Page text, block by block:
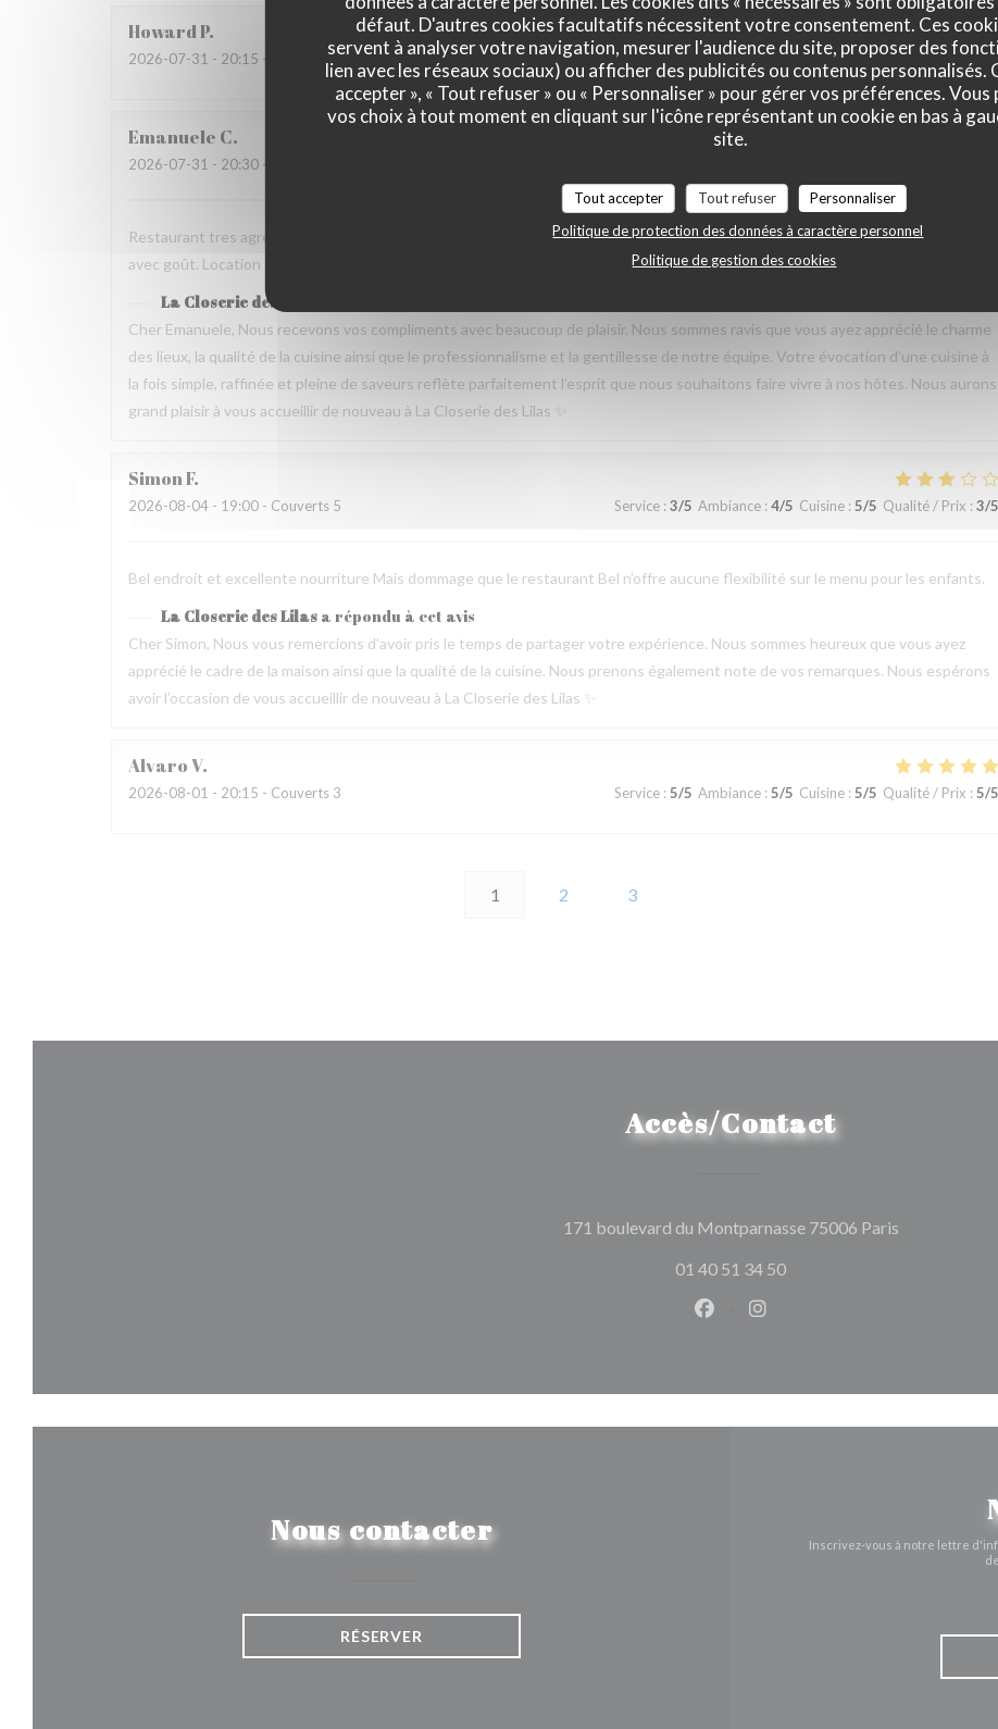
défaut. D'autres cookies facultatifs nécessitent votre consentement. Ces
servent à analyser votre navigation, mesurer l'audience du site, proposer des
lien avec les réseaux sociaux) ou afficher des publicités ou contenus personnalisés.
accepter », « Tout refuser » ou « Personnaliser » pour gérer vos préférences.
vos choix à tout moment en cliquant sur l'icône représentant un cookie en bas à
site.
Tout accepter Tout refuser
Personnaliser
Politique de protection des données à caractère personnel
Politique de gestion des cookies
HowardP
2026-07-31 - 20:15 - Couverts 4 Service: 5/5 Ambiance:5 /5 Cuisine: 5/5 Qualité / Prix: 4/5
Emanuele C
2026-07-31 - 20:30 - Couverts 2
Restaurant tres agreable, personnel avec expertise, tres gentil et amable avec esprit! Cuisine simple et raffiné au même temps,
avec goût. Location charmante, pour un experience que merece de retourner plusieur fois. Je retournerai
La Closerie des Lilas
Cher Emanuele, Nous recevons vos compliments avec beaucoup de plaisir. Nous sommes ravis que vous ayez apprécié le charme
des lieux, la qualité de la cuisine ainsi que le professionnalisme et la gentillesse de notre équipe. Votre évocation d’une cuisine à
la fois simple, raffinée et pleine de saveurs reflète parfaitement l’esprit que nous souhaitons faire vivre à nos hôtes. Nous aurons
grand plaisir à vous accueillir de nouveau à La Closerie des Lilas ✨
SimonF
2026-08-04 - 19:00 - Couverts 5 Service: 3/5 Ambiance: 4/5 Cuisine: 5/5 Qualité / Prix : 3/5
Bel endroit et excellente nourriture Mais dommage que le restaurant Bel n’offre aucune flexibilité sur le menu pour les enfants.
La Closerie des Lilas a répondu à cet avis
Cher Simon, Nous vous remercions d’avoir pris le temps de partager votre expérience. Nous sommes heureux que vous ayez
apprécié le cadre de la maison ainsi que la qualité de la cuisine. Nous prenons également note de vos remarques. Nous espérons
avoir l’occasion de vous accueillir de nouveau à La Closerie des Lilas ✨
AlvaroV
2026-08-01 - 20:15 - Couverts 3 Service: 5/5 Ambiance: 5/5 Cuisine: 5/5 Qualité / Prix : 5/5
1 2 3
Accès/Contact
171 boulevard du Montparnasse 75006 Paris((ouvre une
01 40 51 34 50
Facebook ((ouvre une nouvelle
Instagram ((ouvre une
Nous contacter
RÉSERVER
Inscrivez-vous à notre lettre